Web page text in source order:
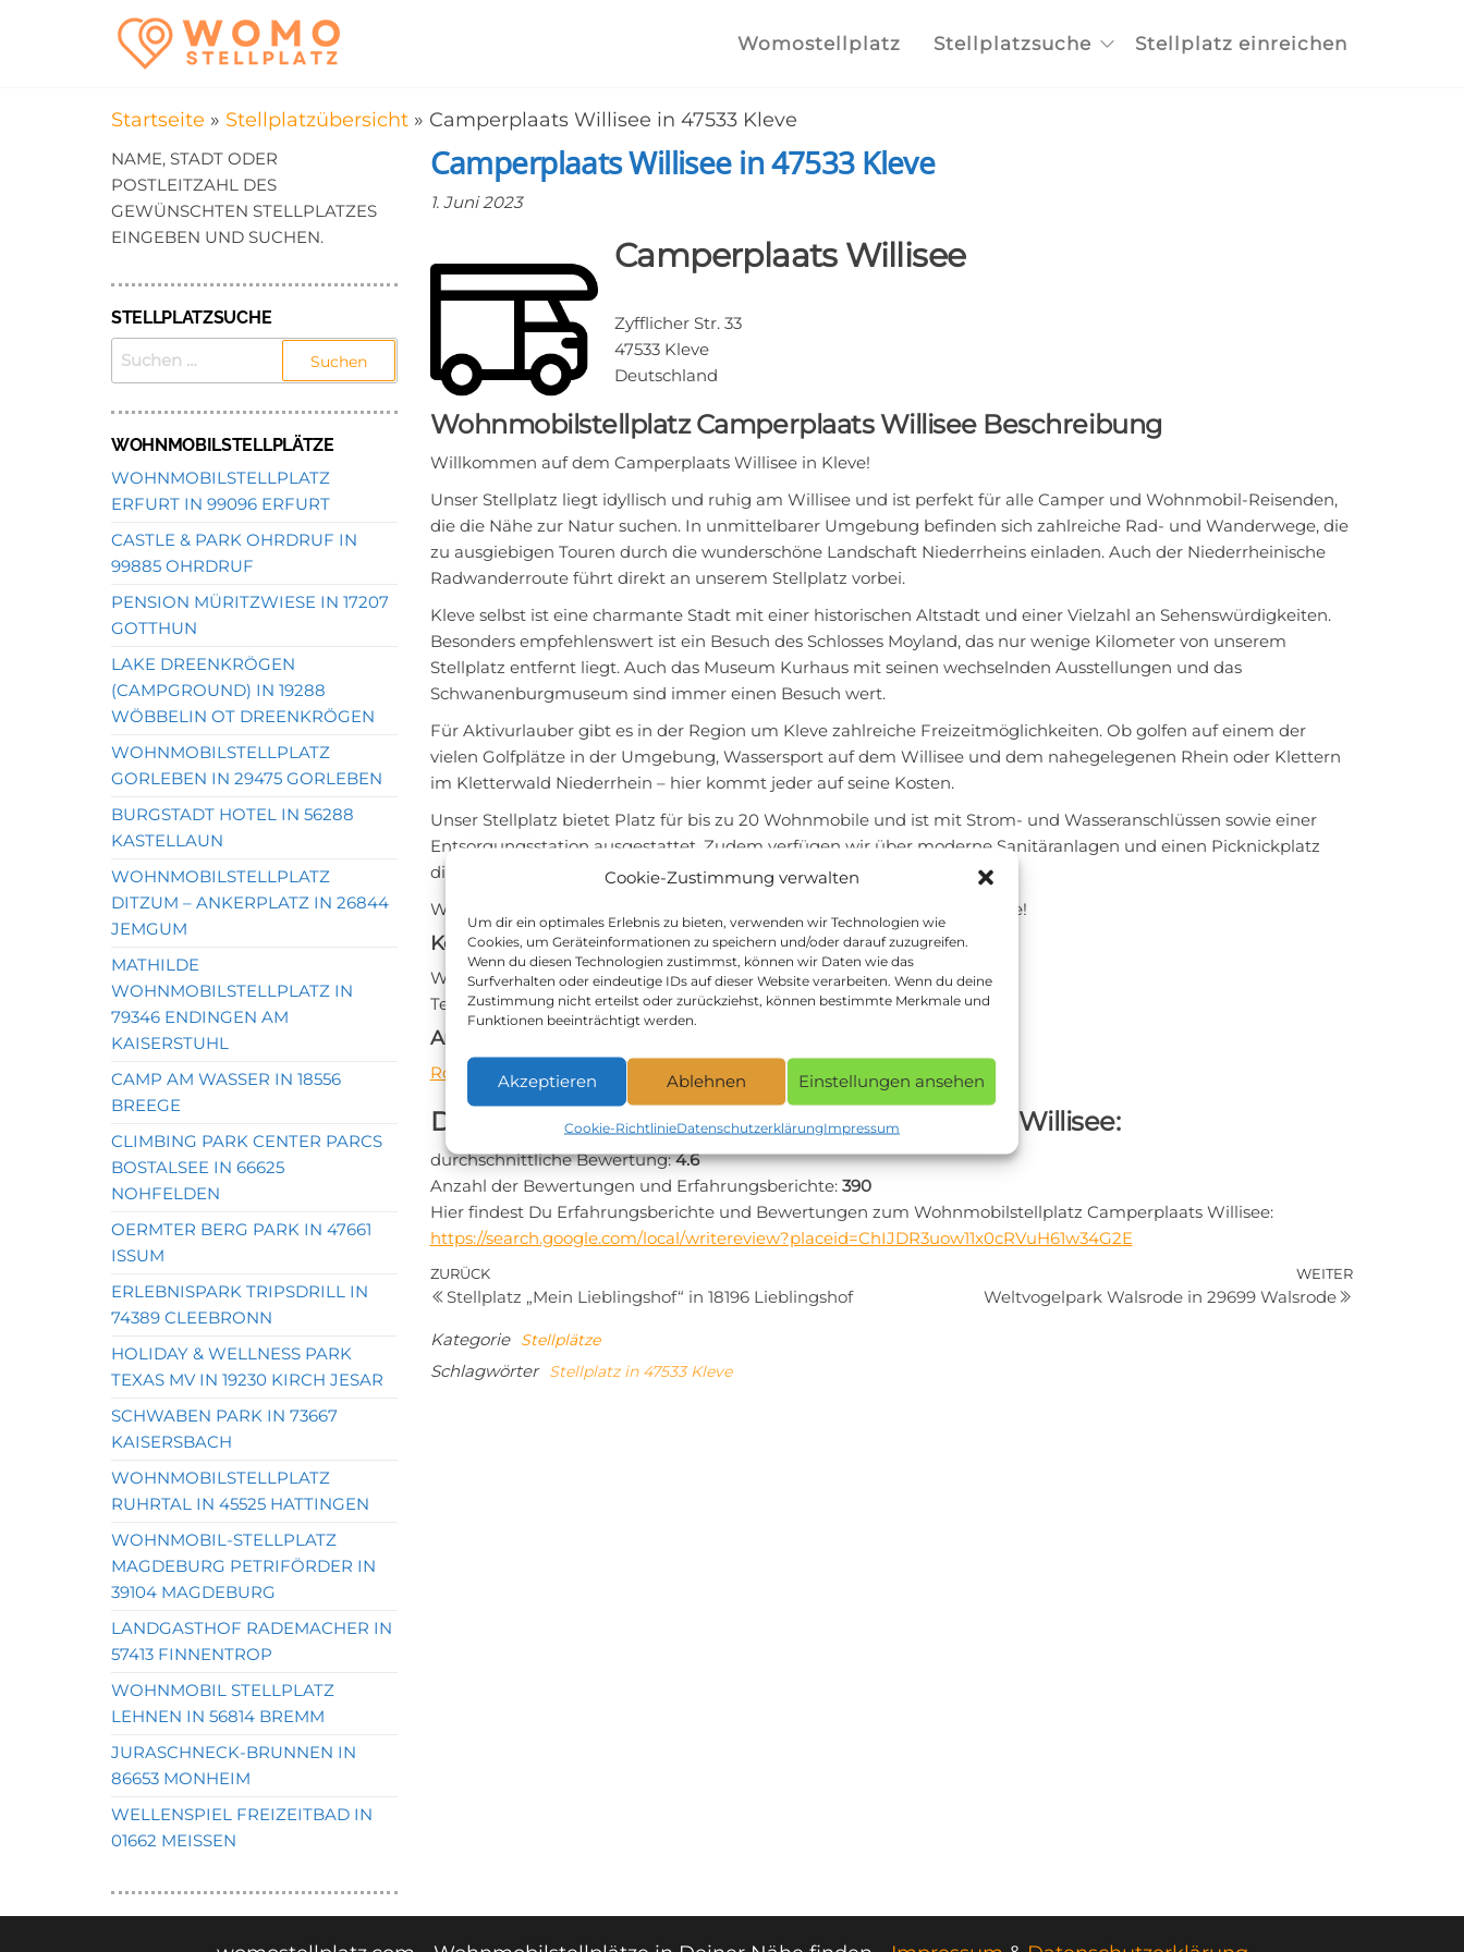
Cookie-Zustimmung verwalten
Um dir ein optimales Erlebnis zu bieten, verwenden wir Technologien wie
Cookies, um Geräteinformationen zu speichern und/oder darauf zuzugreifen.
Wenn du diesen Technologien zustimmst, können wir Daten wie das
Surfverhalten oder eindeutige IDs auf dieser Website verarbeiten. Wenn du deine
Zustimmung nicht erteilst oder zurückziehst, können bestimmte Merkmale und
Funktionen beeinträchtigt werden.
Akzeptieren Ablehnen Einstellungen ansehen
Cookie-RichtlinieDatenschutzerklärungImpressum
in der Nähe finden
Womostellplatz Stellplatzsuche Stellplatz einreichen
Startseite » Stellplatzübersicht » Camperplaats Willisee in 47533 Kleve
Camperplaats Willisee in 47533 Kleve
1. Juni 2023
Camperplaats Willisee
Zyfflicher Str. 33
47533 Kleve
Deutschland
Wohnmobilstellplatz Camperplaats Willisee Beschreibung
Willkommen auf dem Camperplaats Willisee in Kleve!
Unser Stellplatz liegt idyllisch und ruhig am Willisee und ist perfekt für alle Camper und Wohnmobil-Reisenden,
die die Nähe zur Natur suchen. In unmittelbarer Umgebung befinden sich zahlreiche Rad- und Wanderwege, die
zu ausgiebigen Touren durch die wunderschöne Landschaft Niederrheins einladen. Auch der Niederrheinische
Radwanderroute führt direkt an unserem Stellplatz vorbei.
Kleve selbst ist eine charmante Stadt mit einer historischen Altstadt und einer Vielzahl an Sehenswürdigkeiten.
Besonders empfehlenswert ist ein Besuch des Schlosses Moyland, das nur wenige Kilometer von unserem
Stellplatz entfernt liegt. Auch das Museum Kurhaus mit seinen wechselnden Ausstellungen und das
Schwanenburgmuseum sind immer einen Besuch wert.
Für Aktivurlauber gibt es in der Region um Kleve zahlreiche Freizeitmöglichkeiten. Ob golfen auf einem der
vielen Golfplätze in der Umgebung, Wassersport auf dem Willisee und dem nahegelegenen Rhein oder Klettern
im Kletterwald Niederrhein – hier kommt jeder auf seine Kosten.
Unser Stellplatz bietet Platz für bis zu 20 Wohnmobile und ist mit Strom- und Wasseranschlüssen sowie einer
Entsorgungsstation ausgestattet. Zudem verfügen wir über moderne Sanitäranlagen und einen Picknickplatz
direkt am See. Auch Hunde sind bei uns herzlich willkommen.
Wir freuen uns auf Ihren Besuch auf dem Camperplaats Willisee in Kleve!
Kontaktdaten zum Stellplatz in 47533 Kleve:
Webseite:http://www.willisee.de/
Telefon: +49 170 8604008
Anfahrt zum Camperplaats Willisee in 47533 Kleve:
Routenplanung zum Camperplaats Willisee via Google Maps
Das sagen andere Camper zum Camperplaats Willisee:
durchschnittliche Bewertung:4.6
Anzahl der Bewertungen und Erfahrungsberichte: 390
Hier findest Du Erfahrungsberichte und Bewertungen zum Wohnmobilstellplatz Camperplaats Willisee:
https://search.google.com/local/writereview?placeid=ChIJDR3uow11x0cRVuH61w34G2E
Beitragsnavigation
Vorheriger
Beitrag
ZURÜCK
Stellplatz „Mein Lieblingshof“ in 18196 Lieblingshof
Nächster
WEITER
Weltvogelpark Walsrode in 29699 Walsrode
Kategorie Stellplätze
Schlagwörter Stellplatz in 47533 Kleve
NAME, STADT ODER
POSTLEITZAHL DES
GEWÜNSCHTEN STELLPLATZES
EINGEBEN UND SUCHEN.
STELLPLATZSUCHE
SUCHEN
WOHNMOBILSTELLPLÄTZE
WOHNMOBILSTELLPLATZ
ERFURT IN 99096 ERFURT
CASTLE & PARK OHRDRUF IN
99885 OHRDRUF
PENSION MÜRITZWIESE IN 17207
GOTTHUN
LAKE DREENKRÖGEN
(CAMPGROUND) IN 19288
WÖBBELIN OT DREENKRÖGEN
WOHNMOBILSTELLPLATZ
GORLEBEN IN 29475 GORLEBEN
BURGSTADT HOTEL IN 56288
KASTELLAUN
WOHNMOBILSTELLPLATZ
DITZUM – ANKERPLATZ IN 26844
JEMGUM
MATHILDE
WOHNMOBILSTELLPLATZ IN
79346 ENDINGEN AM
KAISERSTUHL
CAMP AM WASSER IN 18556
BREEGE
CLIMBING PARK CENTER PARCS
BOSTALSEE IN 66625
NOHFELDEN
OERMTER BERG PARK IN 47661
ISSUM
ERLEBNISPARK TRIPSDRILL IN
74389 CLEEBRONN
HOLIDAY & WELLNESS PARK
TEXAS MV IN 19230 KIRCH JESAR
SCHWABEN PARK IN 73667
KAISERSBACH
WOHNMOBILSTELLPLATZ
RUHRTAL IN 45525 HATTINGEN
WOHNMOBIL-STELLPLATZ
MAGDEBURG PETRIFÖRDER IN
39104 MAGDEBURG
LANDGASTHOF RADEMACHER IN
57413 FINNENTROP
WOHNMOBIL STELLPLATZ
LEHNEN IN 56814 BREMM
JURASCHNECK-BRUNNEN IN
86653 MONHEIM
WELLENSPIEL FREIZEITBAD IN
01662 MEISSEN